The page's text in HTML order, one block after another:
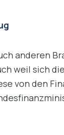
anderen
weil sich
von den